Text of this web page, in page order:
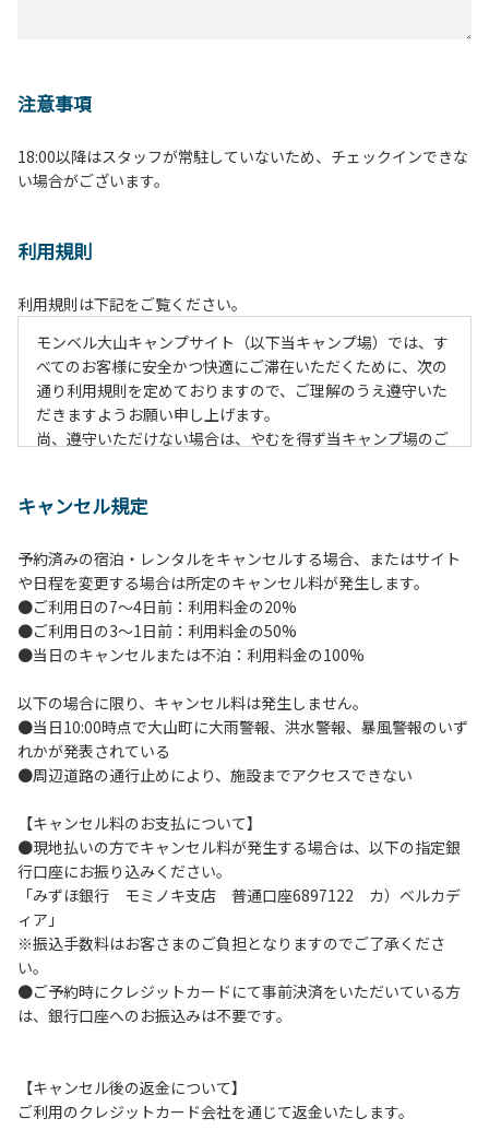
注意事項
18:00以降はスタッフが常駐していないため、チェックインできな
い場合がございます。
利用規則
利用規則は下記をご覧ください。
モンベル大山キャンプサイト（以下当キャンプ場）では、す
べてのお客様に安全かつ快適にご滞在いただくために、次の
通り利用規則を定めておりますので、ご理解のうえ遵守いた
だきますようお願い申し上げます。
尚、遵守いただけない場合は、やむを得ず当キャンプ場のご
【当キャンプ場利用に際してのご案内ならびに注意事項】
２．利用におけるルールを遵守いただき、ご自身で事故の防
止に努めてください。
３．安全管理上、お子さまの単独での行動はご遠慮くださ
い。
４．当キャンプ場内を車で移動する場合は徐行運転（5ｋｍ/
５．ゴミ（可燃）は指定のゴミ袋に分別した上で、指定の場
所へ捨ててください。ビン・缶・ペットボトルおよび不燃ゴ
ミは持ち帰りお願いします。
６．BBQ及び焚火台の灰につきましては鎮火を確認した上で
７．暴力団等反社会勢力及びその関係者ならびに公共の秩
序、善良の風俗に反する恐れのある場合には、ご利用をお断
りいたします。
８．不可抗力以外の事由により建造物、家具、備品、その他
の物品を損傷、紛失、汚染させた場合には、相当額を弁償し
ていただくことがあります。
９．当キャンプ場内（駐車場を含む）での事故や盗難などに
つきましては、一切の責任を負いかねます。
１０．車中で宿泊される場合は、必ずエンジンを停止してく
の間車輌移動はご遠慮ください。
１２．レンタル品は管理棟に返却してください。
キャンセル規定
予約済みの宿泊・レンタルをキャンセルする場合、またはサイト
や日程を変更する場合は所定のキャンセル料が発生します。
●ご利用日の7～4日前：利用料金の20%
●ご利用日の3～1日前：利用料金の50%
●当日のキャンセルまたは不泊：利用料金の100%
以下の場合に限り、キャンセル料は発生しません。
●当日10:00時点で大山町に大雨警報、洪水警報、暴風警報のいず
れかが発表されている
●周辺道路の通行止めにより、施設までアクセスできない
【キャンセル料のお支払について】
●現地払いの方でキャンセル料が発生する場合は、以下の指定銀
行口座にお振り込みください。
「みずほ銀行 モミノキ支店 普通口座6897122 カ）ベルカデ
ィア」
※振込手数料はお客さまのご負担となりますのでご了承くださ
い。
●ご予約時にクレジットカードにて事前決済をいただいている方
は、銀行口座へのお振込みは不要です。
【キャンセル後の返金について】
ご利用のクレジットカード会社を通じて返金いたします。